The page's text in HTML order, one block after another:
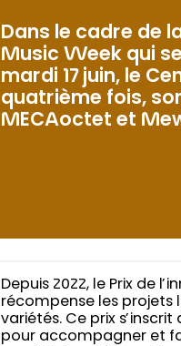
Dans le cadre de
Music Week qui
mardi 17 juin, le
quatrième fois,
MECAoctet et
Depuis 2022, le Prix de
récompense les projets
variétés. Ce prix
pour accompagner et